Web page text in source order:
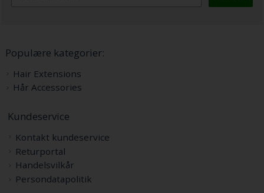
Populære kategorier:
Hair Extensions
Hår Accessories
Kundeservice
Kontakt kundeservice
Returportal
Handelsvilkår
Persondatapolitik